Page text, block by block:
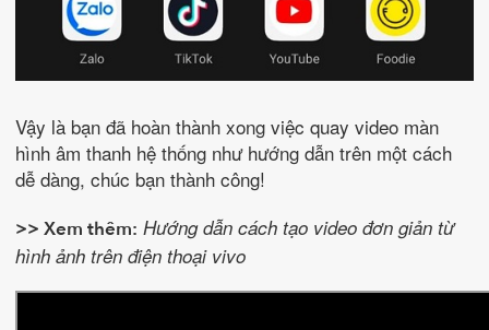
Vậy là bạn đã hoàn thành xong việc quay video màn
hình âm thanh hệ thống như hướng dẫn trên một cách
dễ dàng, chúc bạn thành công!
>> Xem thêm: Hướng dẫn cách tạo video đơn giản từ
hình ảnh trên điện thoại vivo